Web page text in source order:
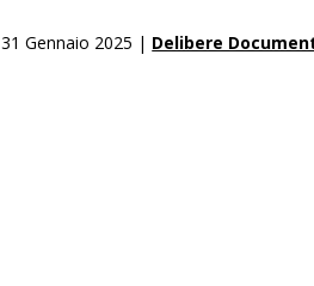
31 Gennaio 2025 | Delibere